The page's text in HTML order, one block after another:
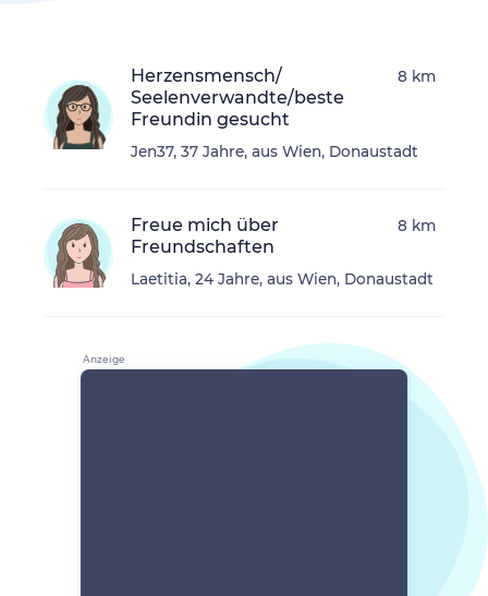
Herzensmensch/
Seelenverwandte/beste
Freundin gesucht
Jen37, 37 Jahre, aus Wien, Donaustadt
8 km
Freue mich über
Freundschaften
Laetitia, 24 Jahre, aus Wien, Donaustadt
8 km